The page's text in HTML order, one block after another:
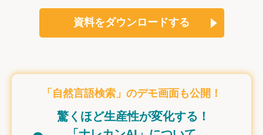
資料をダウンロードする
「自然言語検索」のデモ画面も公開！
驚くほど生産性が変化する！